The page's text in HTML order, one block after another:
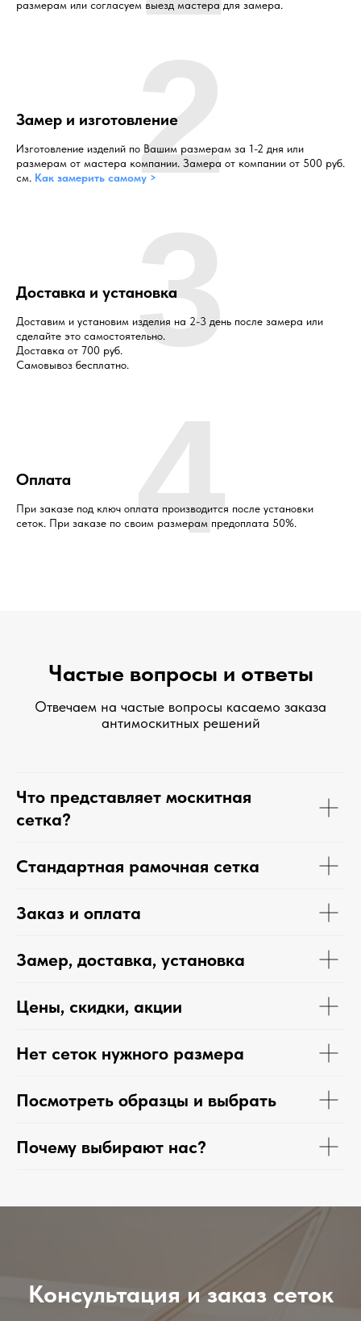
размерам или согласуем выезд мастера для замера.
Замер и изготовление
Изготовление изделий по Вашим размерам за 1-2 дня или
размерам от мастера компании. Замера от компании от 500 руб.
см. Как замерить самому >2
Доставка и установка
Доставим и установим изделия на 2-3 день после замера или
сделайте это самостоятельно.
Доставка от 700 руб.
Самовывоз бесплатно. 3
Оплата
При заказе под ключ оплата производится после установки
сеток. При заказе по своим размерам предоплата 50%.
4
Частые вопросы и ответы
Отвечаем на частые вопросы касаемо заказа
антимоскитных решений
Что представляет москитная
сетка?
Стандартная рамочная сетка
Заказ и оплата
Замер, доставка, установка
Цены, скидки, акции
Нет сеток нужного размера
Посмотреть образцы и выбрать
Почему выбирают нас?
Консультация и заказ сеток